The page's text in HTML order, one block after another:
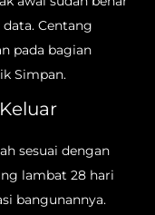
Centang
pada bagian
Simpan.
sesuai dengan
lambat 28 hari
bangunannya.